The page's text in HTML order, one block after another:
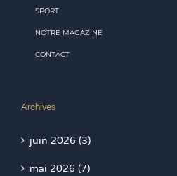
SPORT
NOTRE MAGAZINE
CONTACT
Archives
juin 2026 (3)
mai 2026 (7)